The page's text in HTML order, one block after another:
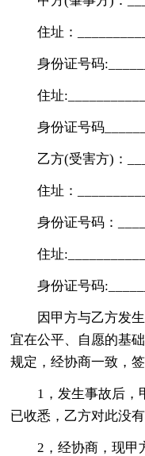
住址：
身份证号码
住址
身份证号码
乙方(受害方)：
住址：
身份证号码：
住址
身份证号码
因甲方与乙方发
宜在公平、自愿的基
规定，经协商一致，
1，发生事故后，
已收悉，乙方对此没有
2，经协商，现甲